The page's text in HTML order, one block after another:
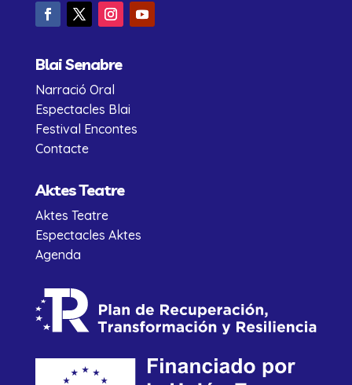
Blai Senabre
Narració Oral
Espectacles Blai
Festival Encontes
Contacte
Aktes Teatre
Aktes Teatre
Espectacles Aktes
Agenda